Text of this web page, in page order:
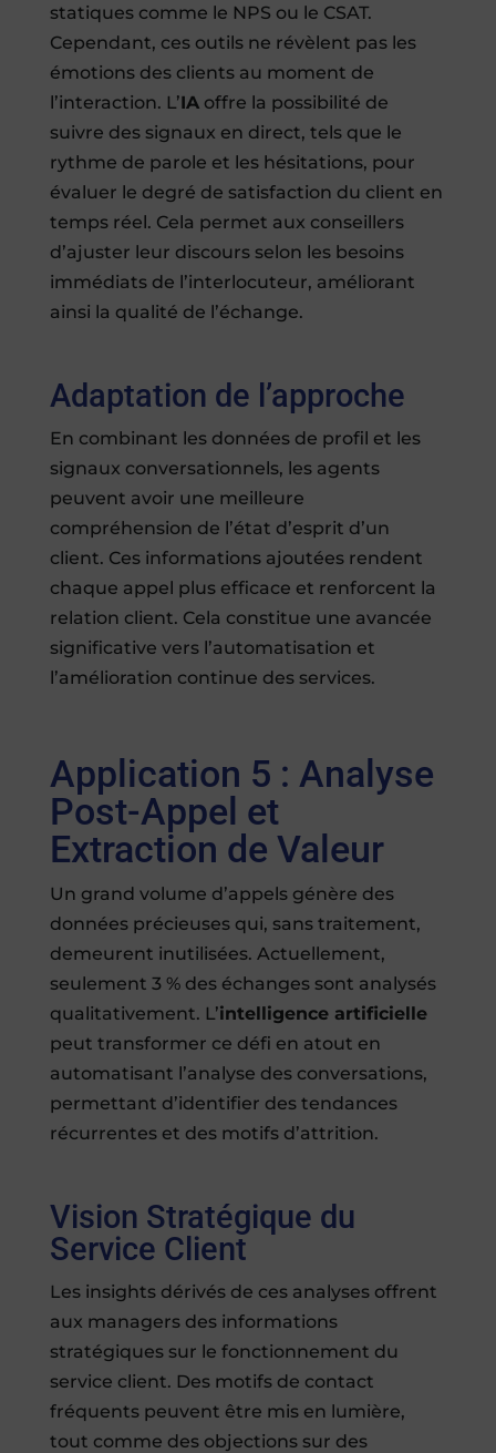
statiques comme le NPS ou le CSAT.
Cependant, ces outils ne révèlent pas les
émotions des clients au moment de
l’interaction. L’IAoffre la possibilité de
suivre des signaux en direct, tels que le
rythme de parole et les hésitations, pour
évaluer le degré de satisfaction du client en
temps réel. Cela permet aux conseillers
d’ajuster leur discours selon les besoins
immédiats de l’interlocuteur, améliorant
ainsi la qualité de l’échange.
Adaptation de l’approche
En combinant les données de profil et les
signaux conversationnels, les agents
peuvent avoir une meilleure
compréhension de l’état d’esprit d’un
client. Ces informations ajoutées rendent
chaque appel plus efficace et renforcent la
relation client. Cela constitue une avancée
significative vers l’automatisation et
l’amélioration continue des services.
Application 5 : Analyse
Post-Appel et
Extraction de Valeur
Un grand volume d’appels génère des
données précieuses qui, sans traitement,
demeurent inutilisées. Actuellement,
seulement 3 % des échanges sont analysés
qualitativement. L’intelligence artificielle
peut transformer ce défi en atout en
automatisant l’analyse des conversations,
permettant d’identifier des tendances
récurrentes et des motifs d’attrition.
Vision Stratégique du
Service Client
Les insights dérivés de ces analyses offrent
aux managers des informations
stratégiques sur le fonctionnement du
service client. Des motifs de contact
fréquents peuvent être mis en lumière,
tout comme des objections sur des